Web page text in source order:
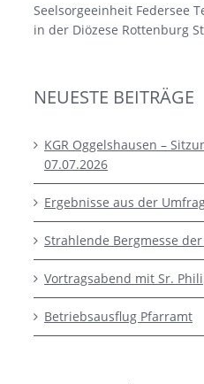
Seelsorgeeinheit Federsee
in der Diözese Rottenburg
NEUESTE BEITRÄGE
KGR Oggelshausen –
07.07.2026
Ergebnisse aus der
Strahlende Bergmesse
Vortragsabend mit Sr.
Betriebsausflug Pfarramt